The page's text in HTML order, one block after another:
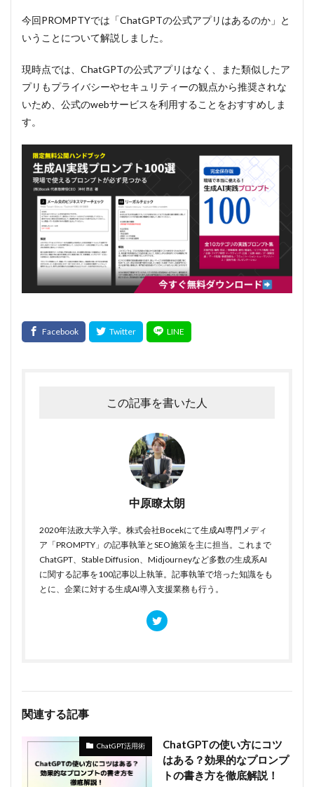
今回PROMPTYでは「ChatGPTの公式アプリはあるのか」と
いうことについて解説しました。
現時点では、ChatGPTの公式アプリはなく、また類似したア
プリもプライバシーやセキュリティーの観点から推奨されな
いため、公式のwebサービスを利用することをおすすめしま
す。
この記事を書いた人
中原瞭太朗
2020年法政大学入学。株式会社Bocekにて生成AI専門メディ
ア「PROMPTY」の記事執筆とSEO施策を主に担当。これまで
ChatGPT、Stable Diffusion、Midjourneyなど多数の生成系AI
に関する記事を100記事以上執筆。記事執筆で培った知識をも
とに、企業に対する生成AI導入支援業務も行う。
関連する記事
ChatGPT活用術
ChatGPTの使い方にコツ
はある？効果的なプロンプ
トの書き方を徹底解説！